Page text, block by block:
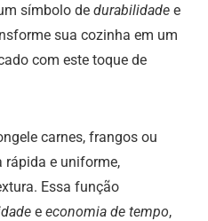
símbolo de durabilidade e
sua cozinha em um
com este toque de
carnes, frangos ou
e uniforme,
Essa função
e economia de tempo,